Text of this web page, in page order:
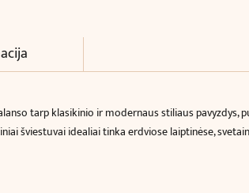
cm)
tarp klasikinio ir modernaus stiliaus
šviestuvai idealiai tinka erdviose laiptinėse,